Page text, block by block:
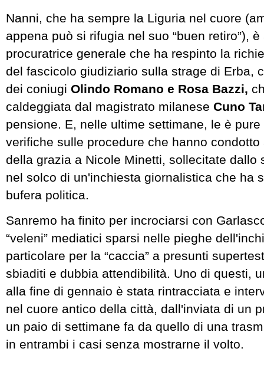
Nanni, che ha sempre la Liguria nel cuore
appena può si rifugia nel suo “buen retiro”),
procuratrice generale che ha respinto la
del fascicolo giudiziario sulla strage di Erba,
dei coniugi Olindo Romano e Rosa Bazzi,
caldeggiata dal magistrato milanese Cuno
pensione. E, nelle ultime settimane, le è
verifiche sulle procedure che hanno
della grazia a Nicole Minetti, sollecitate dallo
nel solco di un'inchiesta giornalistica che ha
bufera politica.
Sanremo ha finito per incrociarsi con
“veleni” mediatici sparsi nelle pieghe
particolare per la “caccia” a presunti
sbiaditi e dubbia attendibilità. Uno di questi,
alla fine di gennaio è stata rintracciata e
nel cuore antico della città, dall'inviata di un
un paio di settimane fa da quello di una
in entrambi i casi senza mostrarne il volto.